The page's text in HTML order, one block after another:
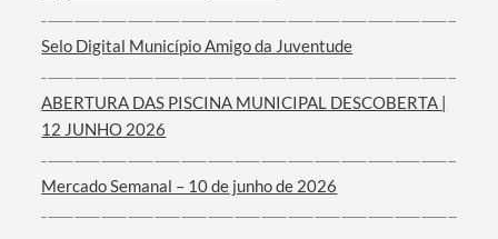
Selo Digital Município Amigo da Juventude
ABERTURA DAS PISCINA MUNICIPAL DESCOBERTA |
12 JUNHO 2026
Mercado Semanal – 10 de junho de 2026